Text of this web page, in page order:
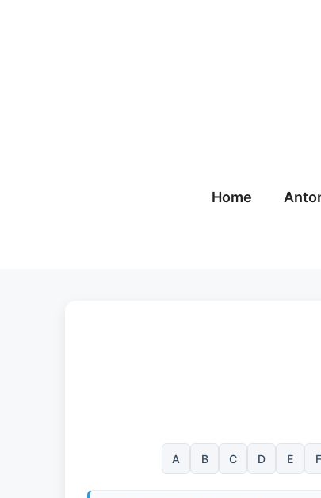
Home
A B C D E F